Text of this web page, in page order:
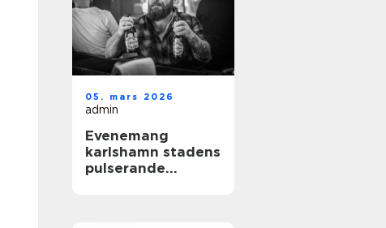
05. mars 2026
admin
Evenemang
karlshamn stadens
pulserande